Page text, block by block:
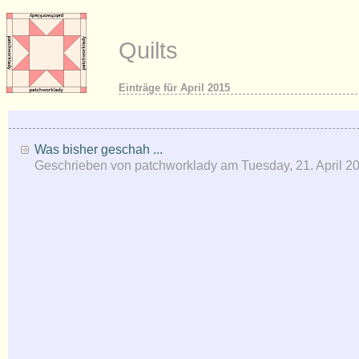
Quilts
Einträge für April 2015
Was bisher geschah ...
Geschrieben von patchworklady am Tuesday, 21. April